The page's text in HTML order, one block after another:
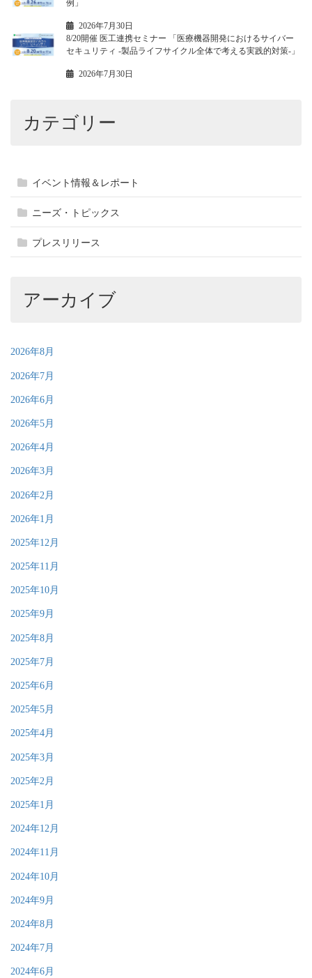
例」
2026年7月30日
8/20開催 医工連携セミナー 「医療機器開発におけるサイバー
セキュリティ -製品ライフサイクル全体で考える実践的対策-」
2026年7月30日
カテゴリー
イベント情報＆レポート
ニーズ・トピックス
プレスリリース
アーカイブ
2026年8月
2026年7月
2026年6月
2026年5月
2026年4月
2026年3月
2026年2月
2026年1月
2025年12月
2025年11月
2025年10月
2025年9月
2025年8月
2025年7月
2025年6月
2025年5月
2025年4月
2025年3月
2025年2月
2025年1月
2024年12月
2024年11月
2024年10月
2024年9月
2024年8月
2024年7月
2024年6月